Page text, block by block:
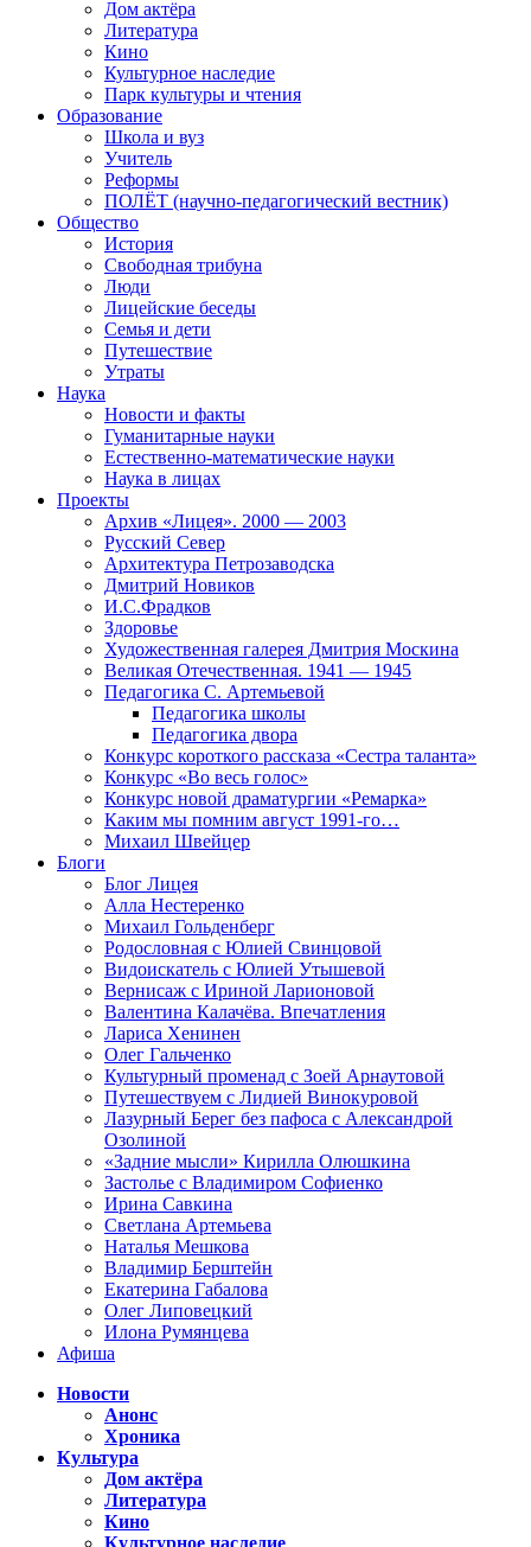
Дом актёра
Литература
Кино
Культурное наследие
Парк культуры и чтения
Образование
Школа и вуз
Учитель
Реформы
ПОЛЁТ (научно-педагогический вестник)
Общество
История
Свободная трибуна
Люди
Лицейские беседы
Семья и дети
Путешествие
Утраты
Наука
Новости и факты
Гуманитарные науки
Естественно-математические науки
Наука в лицах
Проекты
Архив «Лицея». 2000 — 2003
Русский Север
Архитектура Петрозаводска
Дмитрий Новиков
И.С.Фрадков
Здоровье
Художественная галерея Дмитрия Москина
Великая Отечественная. 1941 — 1945
Педагогика С. Артемьевой
Педагогика школы
Педагогика двора
Конкурс короткого рассказа «Сестра таланта»
Конкурс «Во весь голос»
Конкурс новой драматургии «Ремарка»
Каким мы помним август 1991-го…
Михаил Швейцер
Блоги
Блог Лицея
Алла Нестеренко
Михаил Гольденберг
Родословная с Юлией Свинцовой
Видоискатель с Юлией Утышевой
Вернисаж с Ириной Ларионовой
Валентина Калачёва. Впечатления
Лариса Хенинен
Олег Гальченко
Культурный променад с Зоей Арнаутовой
Путешествуем с Лидией Винокуровой
Лазурный Берег без пафоса с Александрой
Озолиной
«Задние мысли» Кирилла Олюшкина
Застолье с Владимиром Софиенко
Ирина Савкина
Светлана Артемьева
Наталья Мешкова
Владимир Берштейн
Екатерина Габалова
Олег Липовецкий
Илона Румянцева
Афиша
Новости
Анонс
Хроника
Культура
Дом актёра
Литература
Кино